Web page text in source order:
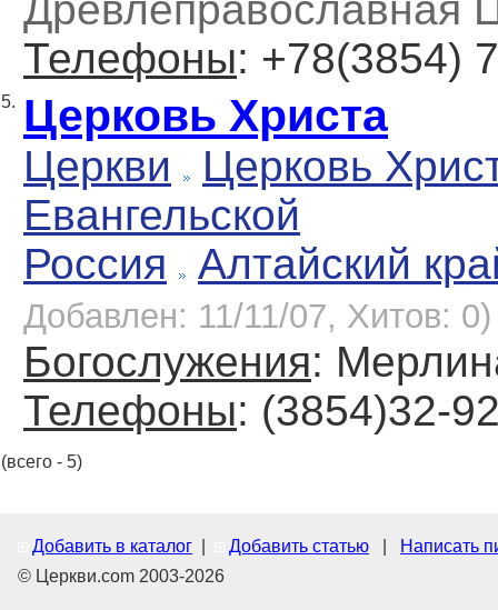
Древлеправославная
Телефоны: +78(3854)
5. Церковь Христа
Церкви
Церковь
Евангельской
Россия
Алтайский
Добавлен: 11/11/07, Хитов: 0)
Богослужения:
Телефоны: (3854)32-
(всего - 5)
Добавить в каталог Добавить статью
Написать
© Церкви.com 2003-2026